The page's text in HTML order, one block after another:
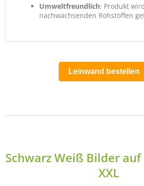
Umweltfreundlich: Produkt
nachwachsenden Rohstoffen
Leinwand bestellen
Schwarz Weiß Bilder
XXL